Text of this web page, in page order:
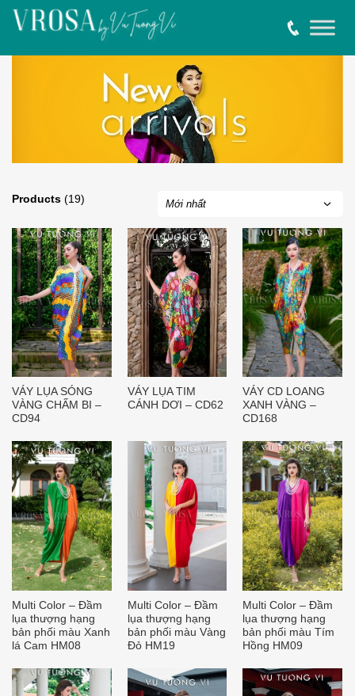
Products (19)
VÁY LỤA SÓNG
VÀNG CHẤM BI –
CD94
VÁY LỤA TIM
CÁNH DƠI – CD62
VÁY CD LOANG
XANH VÀNG –
CD168
Multi Color – Đầm
lụa thượng hạng
bản phối màu Xanh
lá Cam HM08
Multi Color – Đầm
lụa thượng hạng
bản phối màu Vàng
Đỏ HM19
Multi Color – Đầm
lụa thượng hạng
bản phối màu Tím
Hồng HM09